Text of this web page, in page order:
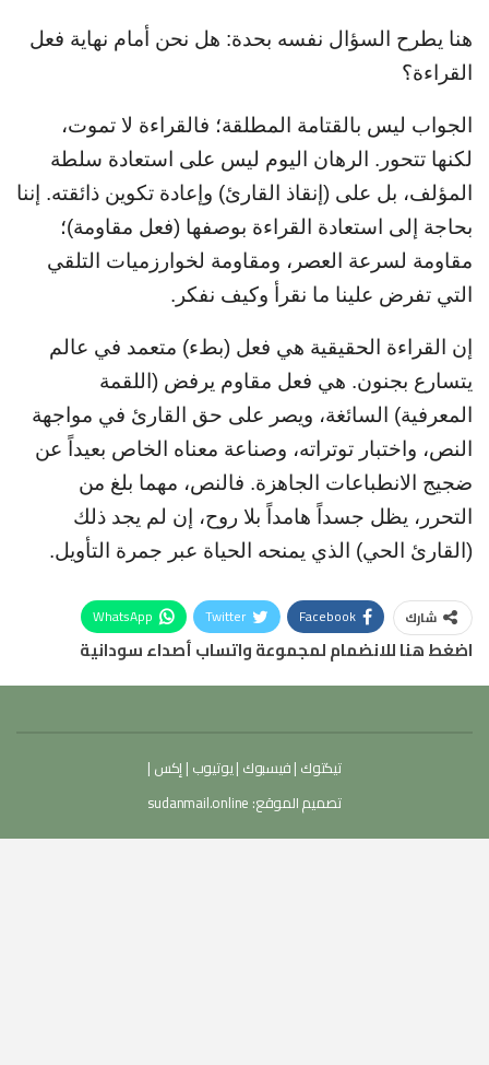
هنا يطرح السؤال نفسه بحدة: هل نحن أمام نهاية فعل
القراءة؟
الجواب ليس بالقتامة المطلقة؛ فالقراءة لا تموت،
لكنها تتحور. الرهان اليوم ليس على استعادة سلطة
المؤلف، بل على (إنقاذ القارئ) وإعادة تكوين ذائقته. إننا
بحاجة إلى استعادة القراءة بوصفها (فعل مقاومة)؛
مقاومة لسرعة العصر، ومقاومة لخوارزميات التلقي
التي تفرض علينا ما نقرأ وكيف نفكر.
إن القراءة الحقيقية هي فعل (بطء) متعمد في عالم
يتسارع بجنون. هي فعل مقاوم يرفض (اللقمة
المعرفية) السائغة، ويصر على حق القارئ في مواجهة
النص، واختبار توتراته، وصناعة معناه الخاص بعيداً عن
ضجيج الانطباعات الجاهزة. فالنص، مهما بلغ من
التحرر، يظل جسداً هامداً بلا روح، إن لم يجد ذلك
(القارئ الحي) الذي يمنحه الحياة عبر جمرة التأويل.
شارك Facebook
Twitter
WhatsApp
اضغط هنا للانضمام لمجموعة واتساب أصداء سودانية
تيكتوك |فيسبوك |يوتيوب |إكس |
تصميم الموقع: sudanmail.online